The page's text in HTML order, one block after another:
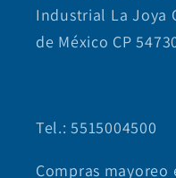
Industrial La Joya
de México CP
Tel.: 5515004500
Compras mayoreo